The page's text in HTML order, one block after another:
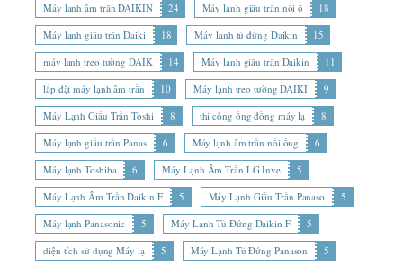
Máy lạnh âm trần DAIKIN 24 Máy lạnh giấu trần nối ố
18
Máy lạnh giấu trần Daiki
18 Máy lạnh tủ đứng Daikin
15
máy lạnh treo tường DAIK
14 Máy lạnh giấu trần Daikin
11
lắp đặt máy lạnh âm trần
10 Máy lạnh treo tường DAIKI
9
Máy Lạnh Giấu Trần Toshi
8 thi công ống đồng máy lạ
8
Máy lạnh giấu trần Panas
6 Máy lạnh âm trần nối ống
6
Máy lạnh Toshiba
6 Máy Lạnh Âm Trần LG Inve
5
Máy Lạnh Âm Trần Daikin F
5 Máy Lạnh Giấu Trần Panaso
5
Máy lạnh Panasonic
5 Máy Lạnh Tủ Đứng Daikin F
5
diện tích sử dụng Máy lạ
5 Máy Lạnh Tủ Đứng Panason 5